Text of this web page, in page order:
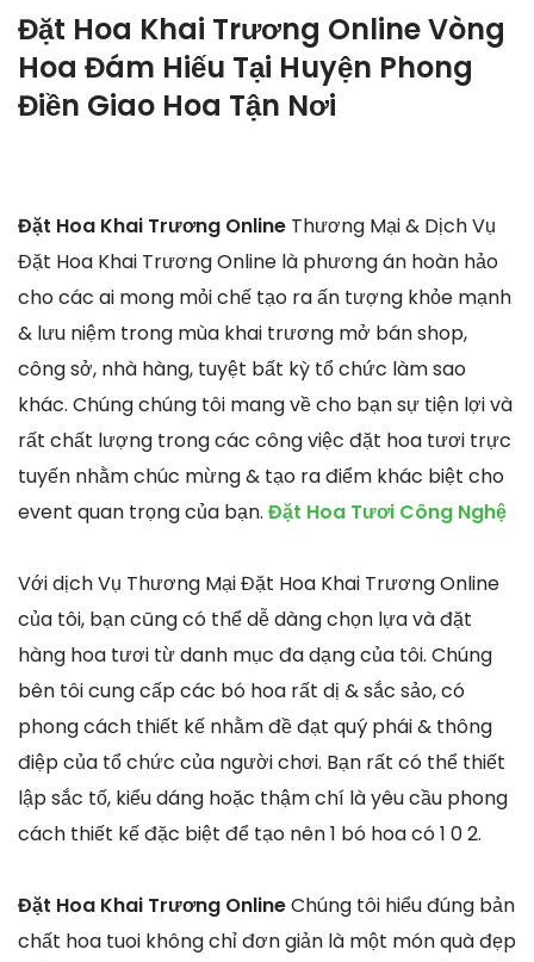
Đặt Hoa Khai Trương Online Vòng
Hoa Đám Hiếu Tại Huyện Phong
Điền Giao Hoa Tận Nơi
Đặt Hoa Khai Trương Online Thương Mại & Dịch Vụ
Đặt Hoa Khai Trương Online là phương án hoàn hảo
cho các ai mong mỏi chế tạo ra ấn tượng khỏe mạnh
& lưu niệm trong mùa khai trương mở bán shop,
công sở, nhà hàng, tuyệt bất kỳ tổ chức làm sao
khác. Chúng chúng tôi mang về cho bạn sự tiện lợi và
rất chất lượng trong các công việc đặt hoa tươi trực
tuyến nhằm chúc mừng & tạo ra điểm khác biệt cho
event quan trọng của bạn. Đặt Hoa Tươi Công Nghệ
Với dịch Vụ Thương Mại Đặt Hoa Khai Trương Online
của tôi, bạn cũng có thể dễ dàng chọn lựa và đặt
hàng hoa tươi từ danh mục đa dạng của tôi. Chúng
bên tôi cung cấp các bó hoa rất dị & sắc sảo, có
phong cách thiết kế nhằm đề đạt quý phái & thông
điệp của tổ chức của người chơi. Bạn rất có thể thiết
lập sắc tố, kiểu dáng hoặc thậm chí là yêu cầu phong
cách thiết kế đặc biệt để tạo nên 1 bó hoa có 1 0 2.
Đặt Hoa Khai Trương OnlineChúng tôi hiểu đúng bản
chất hoa tuoi không chỉ đơn giản là một món quà đẹp